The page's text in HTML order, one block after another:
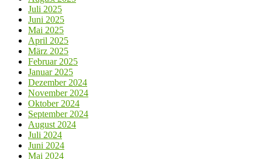
Juli 2025
Juni 2025
Mai 2025
April 2025
März 2025
Februar 2025
Januar 2025
Dezember 2024
November 2024
Oktober 2024
September 2024
August 2024
Juli 2024
Juni 2024
Mai 2024